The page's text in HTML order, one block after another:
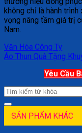
không chỉ là hành
vọng nâng tầm giá trị
Nam.
Văn Hóa Công Ty
Áo Thun Quà Tặng
Yêu Cầu
SẢN PHẨM KHÁC